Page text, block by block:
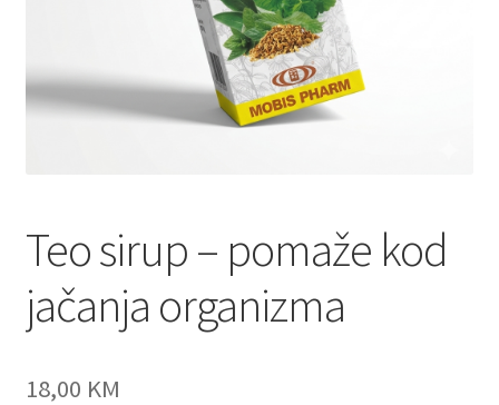
Teo sirup – pomaže kod
jačanja organizma
18,00 KM